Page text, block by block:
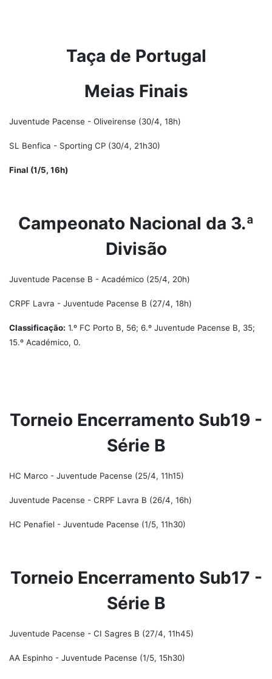
Taça de Portugal
Meias Finais
Juventude Pacense - Oliveirense (30/4, 18h)
SL Benfica - Sporting CP (30/4, 21h30)
Final (1/5, 16h)
Campeonato Nacional da 3.ª
Divisão
Juventude Pacense B - Académico (25/4, 20h)
CRPF Lavra - Juventude Pacense B (27/4, 18h)
Classificação: 1.º FC Porto B, 56; 6.º Juventude Pacense B, 35;
15.º Académico, 0.
Torneio Encerramento Sub19 -
Série B
HC Marco - Juventude Pacense (25/4, 11h15)
Juventude Pacense - CRPF Lavra B (26/4, 16h)
HC Penafiel - Juventude Pacense (1/5, 11h30)
Torneio Encerramento Sub17 -
Série B
Juventude Pacense - CI Sagres B (27/4, 11h45)
AA Espinho - Juventude Pacense (1/5, 15h30)